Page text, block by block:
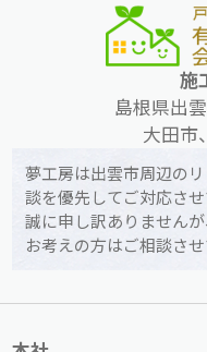
施
島根県出
大田市
夢工房は出雲市周辺の
談を優先してご対応さ
誠に申し訳ありません
お考えの方はご相談さ